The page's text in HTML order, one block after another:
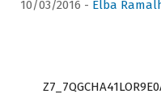
10/03/2016 - Elba